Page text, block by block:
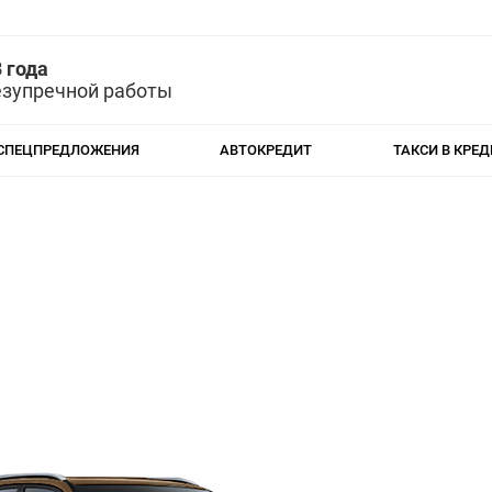
года
работы
АВТОКРЕДИТ ТАКСИ В